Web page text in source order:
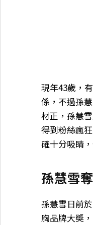
現年43歲，
係，不過孫
材正，孫慧
得到粉絲瘋
確十分吸睛
孫慧雪
孫慧雪日前
胸品牌大奬